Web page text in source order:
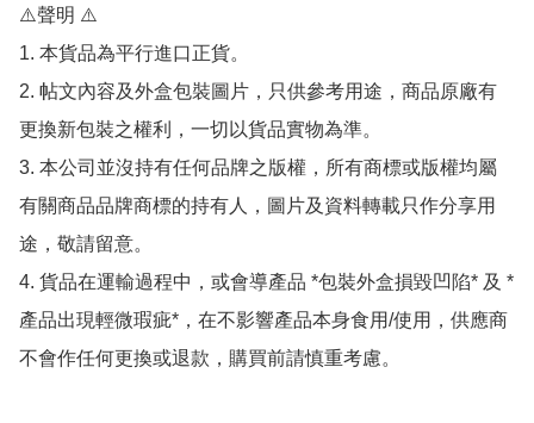
⚠️聲明 ⚠️
1. 本貨品為平行進口正貨。
2. 帖文內容及外盒包裝圖片，只供參考用途，商品原廠有
更換新包裝之權利，一切以貨品實物為準。
3. 本公司並沒持有任何品牌之版權，所有商標或版權均屬
有關商品品牌商標的持有人，圖片及資料轉載只作分享用
途，敬請留意。
4. 貨品在運輸過程中，或會導產品 *包裝外盒損毀凹陷* 及 *
產品出現輕微瑕疵*，在不影響產品本身食用/使用，供應商
不會作任何更換或退款，購買前請慎重考慮。